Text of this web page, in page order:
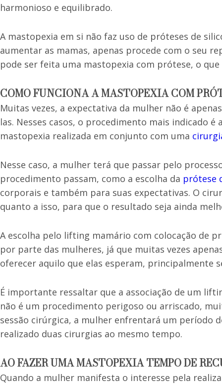
harmonioso e equilibrado.
A mastopexia em si não faz uso de próteses de
aumentar as mamas, apenas procede com o seu
pode ser feita uma mastopexia com prótese, o
COMO FUNCIONA A MASTOPEXIA COM
Muitas vezes, a expectativa da mulher não é
las. Nesses casos, o procedimento mais indicado
mastopexia realizada em conjunto com uma
Nesse caso, a mulher terá que passar pelo
procedimento passam, como a escolha da prótese
corporais e também para suas expectativas. O
quanto a isso, para que o resultado seja ainda
A escolha pelo lifting mamário com colocação de
por parte das mulheres, já que muitas vezes
oferecer aquilo que elas esperam, principalmente
É importante ressaltar que a associação de um
não é um procedimento perigoso ou arriscado,
sessão cirúrgica, a mulher enfrentará um período
realizado duas cirurgias ao mesmo tempo.
AO FAZER UMA MASTOPEXIA TEMPO DE
Quando a mulher manifesta o interesse pela